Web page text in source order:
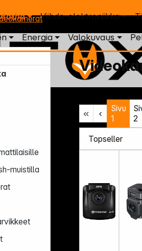
Viihde-elektroniikka
Energia Valokuvaus
muistilla
Sivu
1
2